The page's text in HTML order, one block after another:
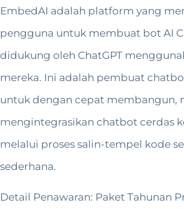
EmbedAI adalah platform yang
pengguna untuk membuat bot AI
didukung oleh ChatGPT
mereka. Ini adalah pembuat
untuk dengan cepat membangun,
mengintegrasikan chatbot cerdas
melalui proses salin-tempel kode
sederhana.
Detail Penawaran: Paket Tahunan